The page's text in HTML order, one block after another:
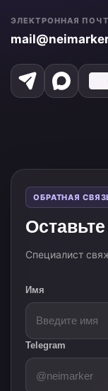
ЭЛЕКТРОННАЯ
ОБРАТНАЯ
Специалист
Имя
Telegram